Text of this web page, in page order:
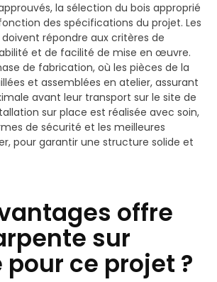
la sélection du bois approprié
des spécifications du projet. Les
répondre aux critères de
et de facilité de mise en œuvre.
de fabrication, où les pièces de la
et assemblées en atelier, assurant
avant leur transport sur le site de
sur place est réalisée avec soin,
de sécurité et les meilleures
pour garantir une structure solide et
offre
sur
ce projet ?